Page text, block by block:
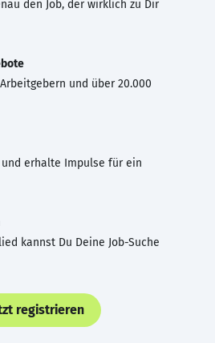
den Job, der wirklich zu Dir
und über 20.000
erhalte Impulse für ein
kannst Du Deine Job-Suche
registrieren